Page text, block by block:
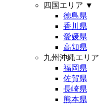
四国エリア ▼
徳島県
香川県
愛媛県
高知県
九州沖縄エリア
福岡県
佐賀県
長崎県
熊本県